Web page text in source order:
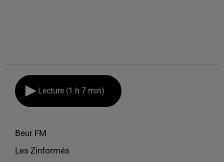
Lecture (1 h 7 min)
Beur FM
Les Zinformés